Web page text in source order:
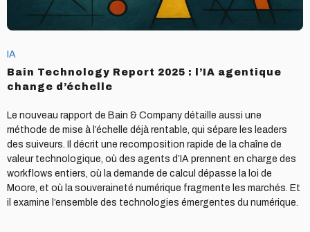
IA
Bain Technology Report 2025 : l’IA agentique
change d’échelle
Le nouveau rapport de Bain & Company détaille aussi une
méthode de mise à l’échelle déjà rentable, qui sépare les leaders
des suiveurs. Il décrit une recomposition rapide de la chaîne de
valeur technologique, où des agents d’IA prennent en charge des
workflows entiers, où la demande de calcul dépasse la loi de
Moore, et où la souveraineté numérique fragmente les marchés. Et
il examine l’ensemble des technologies émergentes du numérique.